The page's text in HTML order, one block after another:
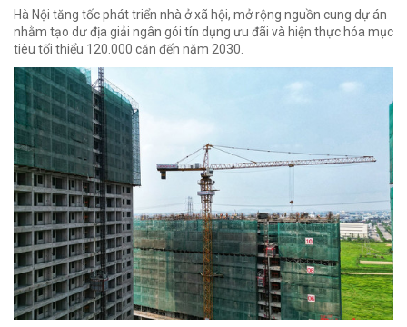
Hà Nội tăng tốc phát triển nhà ở xã hội, mở rộng nguồn cung dự án
nhằm tạo dư địa giải ngân gói tín dụng ưu đãi và hiện thực hóa mục
tiêu tối thiểu 120.000 căn đến năm 2030.